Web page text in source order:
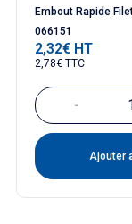
Embout Rapide
066151
Prix
2,32€ HT
2,78€ TTC
-
Ajouter